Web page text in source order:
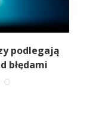
podlegają
błędami